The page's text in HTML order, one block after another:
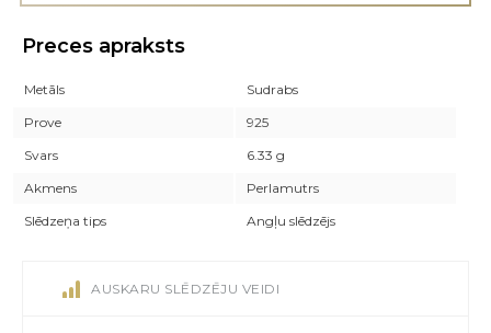
Preces apraksts
Metāls
Sudrabs
Prove
925
Svars
6.33 g
Akmens
Perlamutrs
Slēdzeņa tips
Angļu slēdzējs
AUSKARU SLĒDZĒJU VEIDI